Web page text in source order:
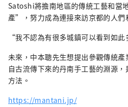
Satoshi將擔南地區的傳統工藝和當
產”，努力成為連接來訪京都的人們
“我不認為有很多城鎮可以看到如此
未來，中本聰先生想提出參觀傳統
自古流傳下來的丹南手工藝的淵源
方法。
https://mantani.jp/